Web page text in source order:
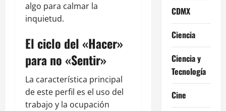
algo para calmar la
inquietud.
El ciclo del «Hacer»
para no «Sentir»
La característica principal
de este perfil es el uso del
trabajo y la ocupación
CDMX
Ciencia
Ciencia y
Tecnología
Cine